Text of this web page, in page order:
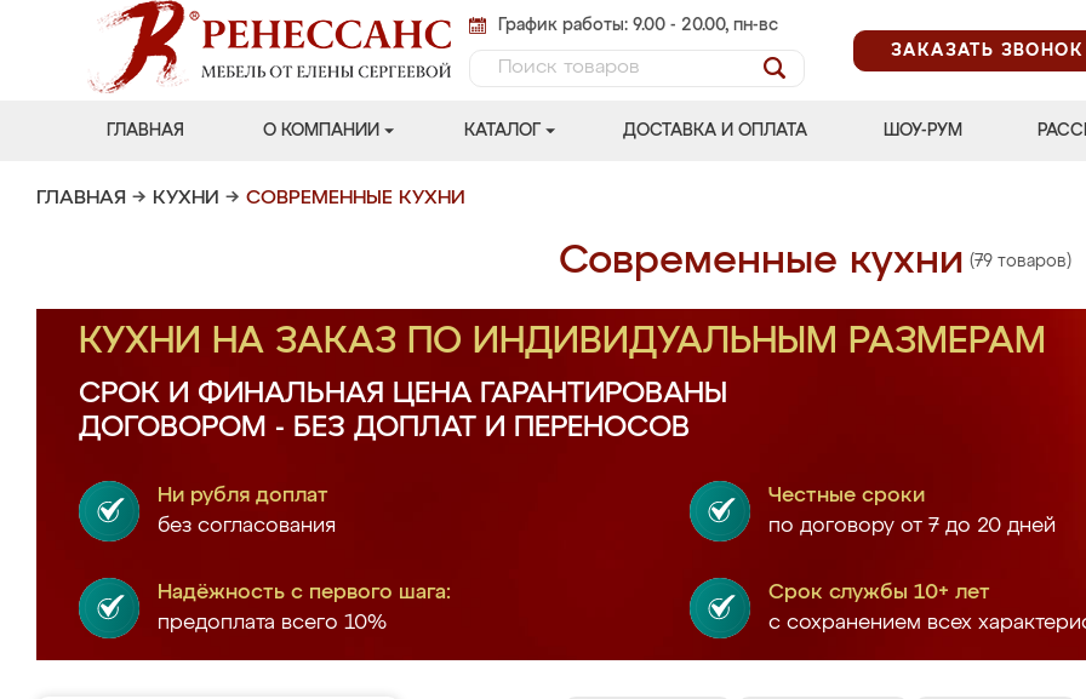
График работы: 9.00 - 20.00, пн-вс
ЗАКАЗАТЬ ЗВОНОК
ГЛАВНАЯ О КОМПАНИИ КАТАЛОГ ДОСТАВКА И ОПЛАТА ШОУ-РУМ
ГЛАВНАЯ → КУХНИ → СОВРЕМЕННЫЕ КУХНИ
Современные кухни (79 товаров)
КУХНИ НА ЗАКАЗ ПО ИНДИВИДУАЛЬНЫМ РАЗМЕРАМ
СРОК И ФИНАЛЬНАЯ ЦЕНА ГАРАНТИРОВАНЫ
ДОГОВОРОМ - БЕЗ ДОПЛАТ И ПЕРЕНОСОВ
Ни рубля доплат
без согласования
Честные сроки
по договору от 7 до 20 дней
Надёжность с первого шага:
предоплата всего 10%
Срок службы 10+ лет
с сохранением всех